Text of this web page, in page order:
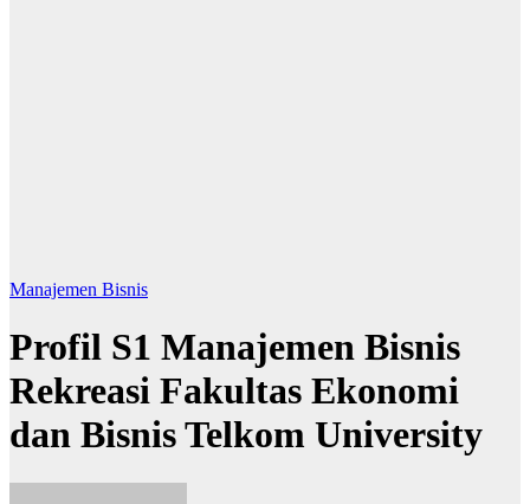
Manajemen Bisnis
Profil S1 Manajemen Bisnis
Rekreasi Fakultas Ekonomi
dan Bisnis Telkom University